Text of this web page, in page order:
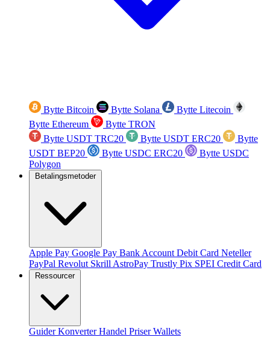
Bytte Bitcoin Bytte Solana
Bytte Litecoin
Bytte Ethereum
Bytte TRON
Bytte USDT TRC20
Bytte USDT ERC20
Bytte
USDT BEP20
Bytte USDC ERC20
Bytte USDC
Polygon
Betalingsmetoder
Apple Pay Google Pay Bank Account Debit Card Neteller
PayPal Revolut Skrill AstroPay Trustly Pix SPEI Credit Card
Ressourcer
GuiderKonverterHandel PriserWallets